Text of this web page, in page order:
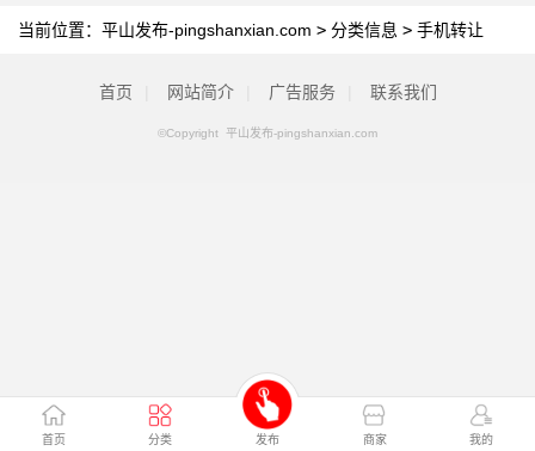
首页 分类 发布 商家 我的
当前位置： 平山发布-pingshanxian.com > 分类信息 > 手机转让
首页 网站简介 广告服务 联系我们
©Copyright 平山发布-pingshanxian.com